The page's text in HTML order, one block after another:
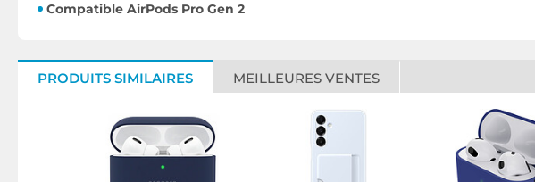
Compatible AirPods Pro Gen 2
PRODUITS SIMILAIRES MEILLEURES VENTES